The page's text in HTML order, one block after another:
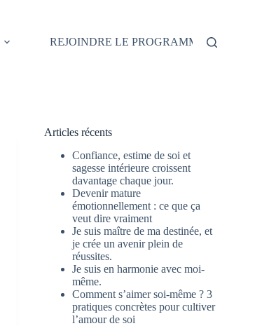
REJOINDRE LE PROGRAMME
Articles récents
Confiance, estime de soi et
sagesse intérieure croissent
davantage chaque jour.
Devenir mature
émotionnellement : ce que ça
veut dire vraiment
Je suis maître de ma destinée, et
je crée un avenir plein de
réussites.
Je suis en harmonie avec moi-
même.
Comment s’aimer soi-même ? 3
pratiques concrètes pour cultiver
l’amour de soi